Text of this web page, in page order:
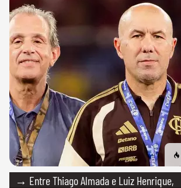
→ Entre Thiago Almada e Luiz Henrique,